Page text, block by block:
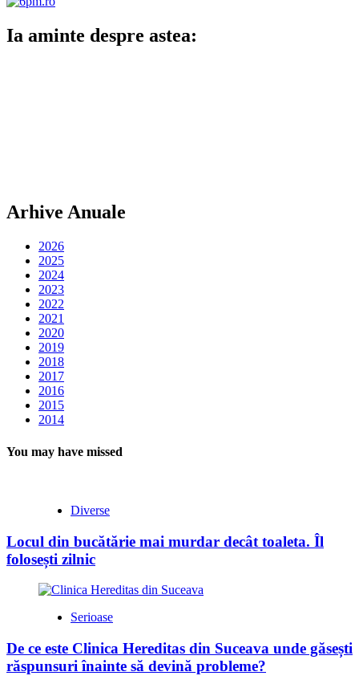
Ia aminte despre astea:
Arhive Anuale
2026
2025
2024
2023
2022
2021
2020
2019
2018
2017
2016
2015
2014
You may have missed
Diverse
Locul din bucătărie mai murdar decât toaleta. Îl
folosești zilnic
Serioase
De ce este Clinica Hereditas din Suceava unde găsești
răspunsuri înainte să devină probleme?